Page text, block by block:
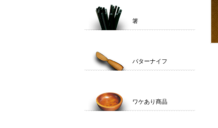
箸
バターナイフ
ワケあり商品